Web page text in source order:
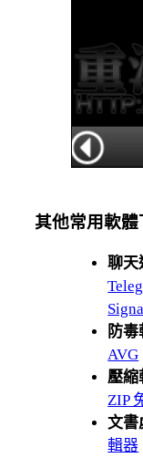
其他常用軟體
聊天
防
AVG
壓縮
ZIP
文書
輯器